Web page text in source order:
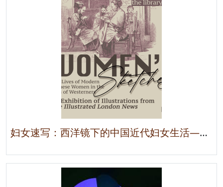
妇女速写：西洋镜下的中国近代妇女生活——《伦敦新闻画报》插图展